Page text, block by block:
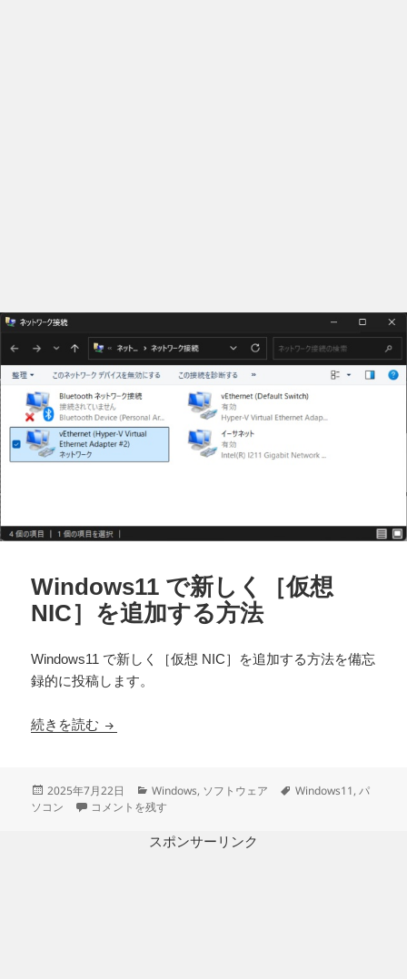
Windows11 で新しく［仮想
NIC］を追加する方法
Windows11 で新しく［仮想 NIC］を追加する方法を備忘
録的に投稿します。
続きを読む Windows11 で新しく［仮想 NIC］を追加する方法
投
稿
2025年7月22日
カ
テ
リ
Windows, ソフトウェア
タ
Windows11,パ
ソコン
Windows11 で新しく［仮想 NIC］を追加する方法 に
コメントを残す
スポンサーリンク